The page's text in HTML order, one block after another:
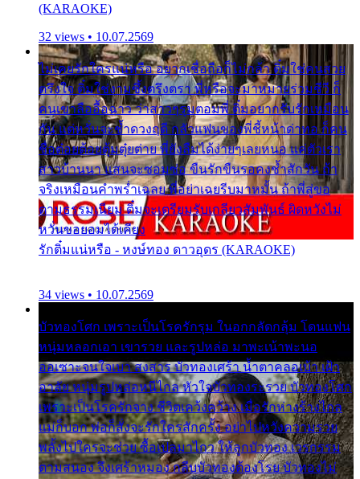
(KARAOKE)
32 views • 10.07.2569
ไม่เคยรักใครแน่หรือ อยากเชื่อถือก็ไม่กล้า ติ๋มใช่คนสวย
ตรึงใจ ติ๋มใช่งามซึ้งตรึงตรา พี่หรือจะมาหมายร่วมชีวี ก็
คนเขาลืออื้อฉาว ว่าสาวๆรุมตอมพี่ ติ๋มอยากรับรักเหมือน
กัน แต่หวั่นจะช้ำดวงฤดี กลัวแฟนของพี่ชี้หน้าด่าทอ ก็คน
ชื่อต๋อยต้อยตุ้มตุ๋ยต่าย พี่ยังลืมได้ง่ายๆเลยหนอ แค่ตัวเรา
สาวบ้านนา แสนจะซอมซ่อ ขืนรักขืนรอคงช้ำสักวัน ถ้า
จริงเหมือนคำพร่ำเฉลย พี่อย่าเฉยรีบมาหมั้น ถ้าพี่สู่ขอ
ตามธรรมเนียม ติ๋มจะเตรียมรับเกลียวสัมพันธ์ ผิดหวังไม่
หวั่นขอยอมได้เคียง
รักติ๋มแน่หรือ - หงษ์ทอง ดาวอุดร (KARAOKE)
34 views • 10.07.2569
บัวทองโศก เพราะเป็นโรครักรุม ในอกกลัดกลุ้ม โดนแฟน
หนุ่มหลอกเอา เขารวย และรูปหล่อ มาพะเน้าพะนอ
ออเซาะจนใจเบา สงสาร บัวทองเศร้า น้ำตาคลอเบ้า เฝ้า
อาลัย หนุ่มรูปหล่อหนีไกล หัวใจบัวทองระรวย บัวทองโศก
เพราะเป็นโรครักจาง ชีวิตเคว้งคว้าง เมื่อรักห่างร้างไกล
แม่ก็บอก พ่อก็สั่งจะรักใครสักครั้ง อย่าไปหวังความรวย
พลั้งไปใครจะช่วย ซื้อเปลมาไกว ให้ลูกบัวทอง เวรกรรม
ตามสนอง จึงเศร้าหมอง กลีบบัวทองต้องโรย บัวทองไม่